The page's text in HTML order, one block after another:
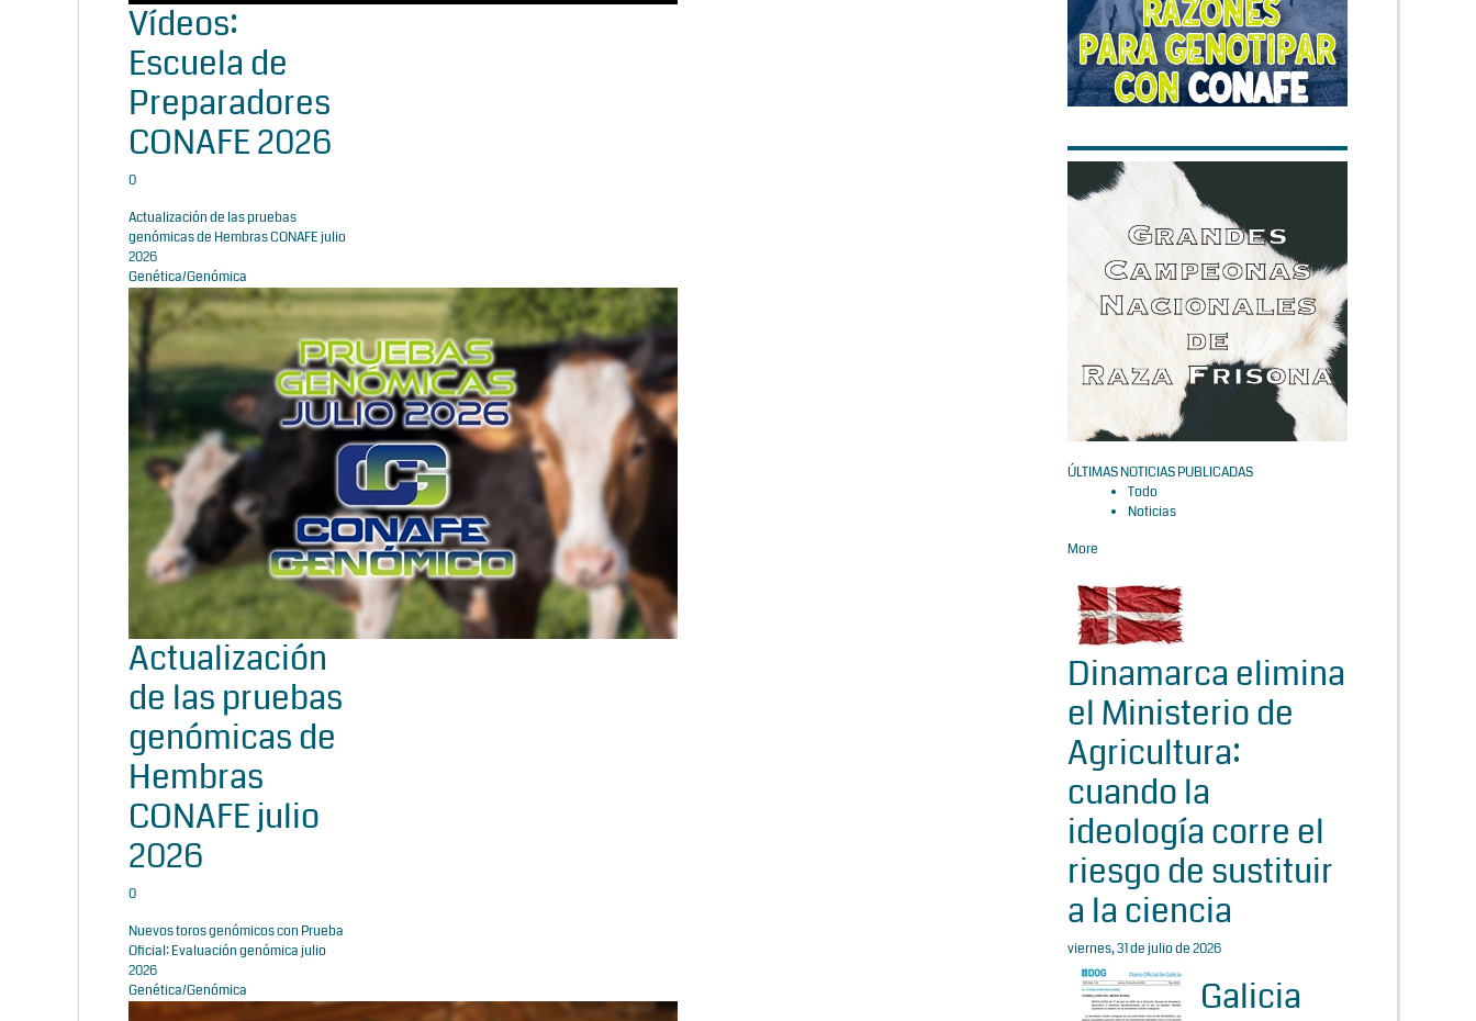
Vídeos:
Escuela de
Preparadores
CONAFE 2026
0
Actualización de las pruebas
genómicas de Hembras CONAFE julio
2026
Genética/Genómica
Actualización
de las pruebas
genómicas de
Hembras
CONAFE julio
2026
0
Nuevos toros genómicos con Prueba
Oficial: Evaluación genómica julio
2026
Genética/Genómica
ÚLTIMAS NOTICIAS PUBLICADAS
Todo
Noticias
More
Dinamarca elimina
el Ministerio de
Agricultura:
cuando la
ideología corre el
riesgo de sustituir
a la ciencia
viernes, 31 de julio de 2026
Galicia